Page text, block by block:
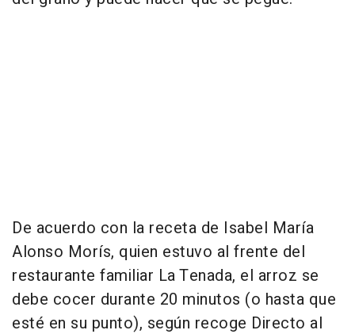
De acuerdo con la receta de Isabel María
Alonso Morís, quien estuvo al frente del
restaurante familiar La Tenada, el arroz se
debe cocer durante 20 minutos (o hasta que
esté en su punto), según recoge Directo al